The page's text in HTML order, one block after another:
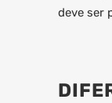
deve ser